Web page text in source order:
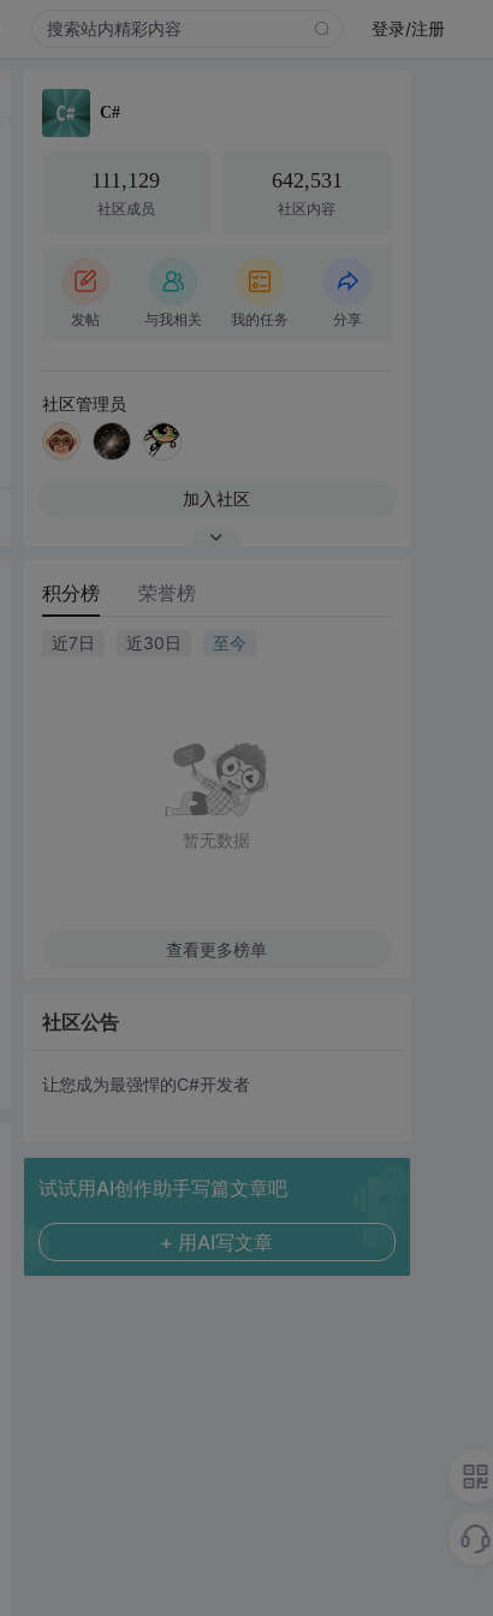
登录/注册
C#
111,129
社区成员
642,531
社区内容
发帖 与我相关 我的任务 分享
社区管理员
加入社区
积分榜 荣誉榜
近7日 近30日 至今
暂无数据
查看更多榜单
社区公告
让您成为最强悍的C#开发者
试试用AI创作助手写篇文章吧
+ 用AI写文章